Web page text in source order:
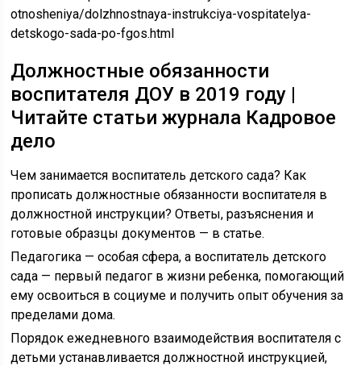
otnosheniya/dolzhnostnaya-instrukciya-vospitatelya-
detskogo-sada-po-fgos.html
Должностные обязанности
воспитателя ДОУ в 2019 году |
Читайте статьи журнала Кадровое
дело
Чем занимается воспитатель детского сада? Как
прописать должностные обязанности воспитателя в
должностной инструкции? Ответы, разъяснения и
готовые образцы документов — в статье.
Педагогика — особая сфера, а воспитатель детского
сада — первый педагог в жизни ребенка, помогающий
ему освоиться в социуме и получить опыт обучения за
пределами дома.
Порядок ежедневного взаимодействия воспитателя с
детьми устанавливается должностной инструкцией,